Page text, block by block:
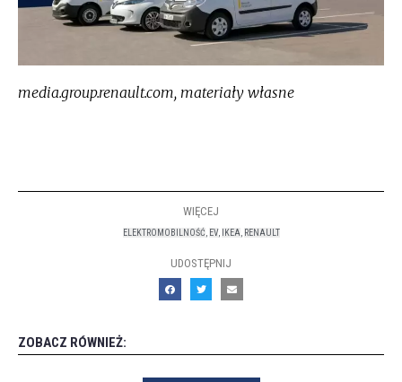
media.group.renault.com, materiały własne
WIĘCEJ
ELEKTROMOBILNOŚĆ, EV, IKEA, RENAULT
UDOSTĘPNIJ
ZOBACZ RÓWNIEŻ: